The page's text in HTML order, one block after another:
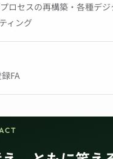
ロセスの再構築・各種デジ
ィング
FA